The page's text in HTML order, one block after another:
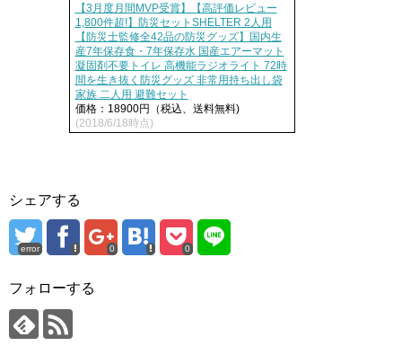
【3月度月間MVP受賞】【高評価レビュー
1,800件超!】防災セットSHELTER 2人用
【防災士監修全42品の防災グッズ】国内生
産7年保存食・7年保存水 国産エアーマット
凝固剤不要トイレ 高機能ラジオライト 72時
間を生き抜く防災グッズ 非常用持ち出し袋
家族 二人用 避難セット
価格：18900円（税込、送料無料)
(2018/6/18時点)
シェアする
error 0 0
フォローする